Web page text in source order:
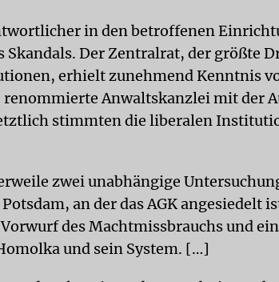
in den betroffenen
Skandals. Der Zentralrat, der größte
erhielt zunehmend Kenntnis
renommierte Anwaltskanzlei mit der
stimmten die liberalen
zwei unabhängige
an der das AGK angesiedelt
des Machtmissbrauchs und
und sein System. […]